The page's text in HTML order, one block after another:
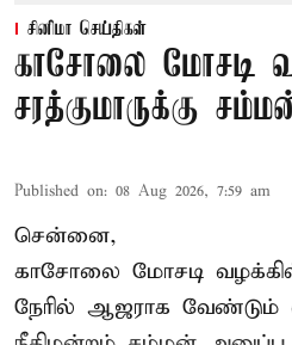
சினிமா செய்திகள்
காசோலை மோசடி
சரத்குமாருக்கு
Published on: 08 Aug 2026, 7:59 am
சென்னை,
காசோலை மோசடி வழக்கில்
நேரில் ஆஜராக